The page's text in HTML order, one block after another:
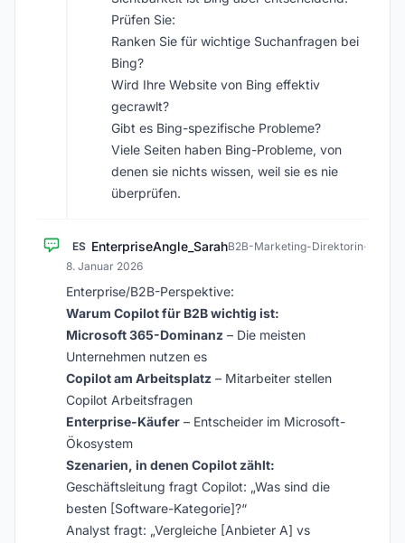
Prüfen Sie:
Ranken Sie für wichtige Suchanfragen bei
Bing?
Wird Ihre Website von Bing effektiv
gecrawlt?
Gibt es Bing-spezifische Probleme?
Viele Seiten haben Bing-Probleme, von
denen sie nichts wissen, weil sie es nie
überprüfen.
ES EnterpriseAngle_SarahB2B-Marketing-Direktorin·
8. Januar 2026
Enterprise/B2B-Perspektive:
Warum Copilot für B2B wichtig ist:
Microsoft 365-Dominanz – Die meisten
Unternehmen nutzen es
Copilot am Arbeitsplatz – Mitarbeiter stellen
Copilot Arbeitsfragen
Enterprise-Käufer – Entscheider im Microsoft-
Ökosystem
Szenarien, in denen Copilot zählt:
Geschäftsleitung fragt Copilot: „Was sind die
besten [Software-Kategorie]?“
Analyst fragt: „Vergleiche [Anbieter A] vs